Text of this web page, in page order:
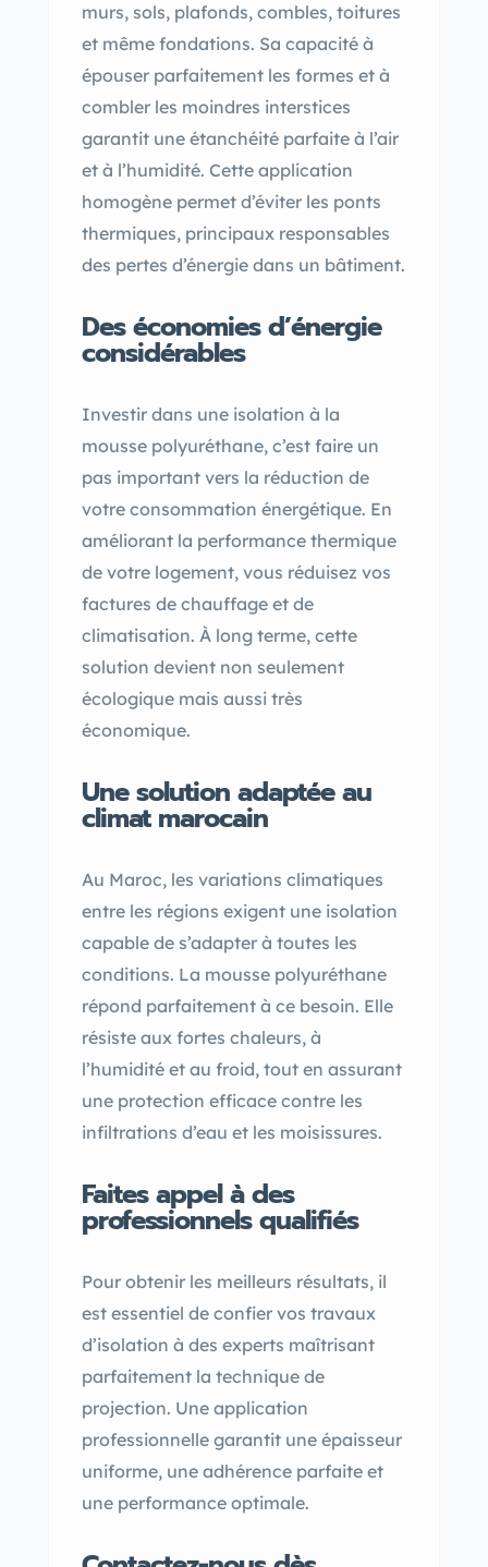
murs, sols, plafonds, combles, toitures
et même fondations. Sa capacité à
épouser parfaitement les formes et à
combler les moindres interstices
garantit une étanchéité parfaite à l’air
et à l’humidité. Cette application
homogène permet d’éviter les ponts
thermiques, principaux responsables
des pertes d’énergie dans un bâtiment.
Des économies d’énergie
considérables
Investir dans une isolation à la
mousse polyuréthane, c’est faire un
pas important vers la réduction de
votre consommation énergétique. En
améliorant la performance thermique
de votre logement, vous réduisez vos
factures de chauffage et de
climatisation. À long terme, cette
solution devient non seulement
écologique mais aussi très
économique.
Une solution adaptée au
climat marocain
Au Maroc, les variations climatiques
entre les régions exigent une isolation
capable de s’adapter à toutes les
conditions. La mousse polyuréthane
répond parfaitement à ce besoin. Elle
résiste aux fortes chaleurs, à
l’humidité et au froid, tout en assurant
une protection efficace contre les
infiltrations d’eau et les moisissures.
Faites appel à des
professionnels qualifiés
Pour obtenir les meilleurs résultats, il
est essentiel de confier vos travaux
d’isolation à des experts maîtrisant
parfaitement la technique de
projection. Une application
professionnelle garantit une épaisseur
uniforme, une adhérence parfaite et
une performance optimale.